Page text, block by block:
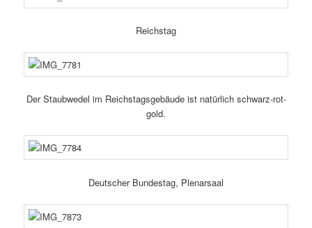
Reichstag
Der Staubwedel im Reichstagsgebäude ist natür­lich schwarz-rot-
gold.
Deutscher Bundestag, Plenarsaal